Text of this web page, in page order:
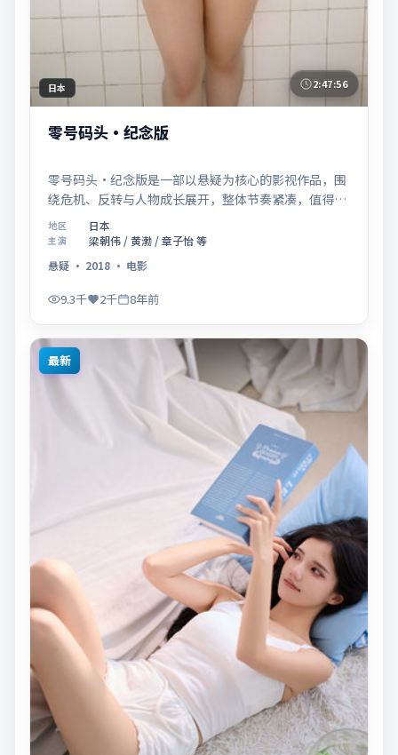
日本 2:47:56
零号码头·纪念版
零号码头·纪念版是一部以悬疑为核心的影视作品，围
绕危机、反转与人物成长展开，整体节奏紧凑，值得推
荐观看。
地区 日本
主演
梁朝伟 / 黄渤 / 章子怡 等
悬疑 · 2018 · 电影
9.3千 2千 8年前
最新